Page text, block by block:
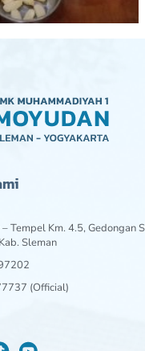
Tempel Km. 4.5, Gedongan
Sleman
(Official)